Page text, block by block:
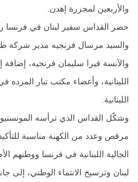
والأربعين لمجزرة إهدن.
حضر القداس سفير لبنان في فرنسا
والسيد مرسال فرنجيه مدير شركة
والآنسة فيرا سليمان فرنجيه،
اللبنانية، وأعضاء مكتب تيار المرده
اللبنانية.
وشكّل القداس الذي ترأسه
مرقص وعدد من الكهنة مناسبة
الجالية اللبنانية في فرنسا ووطنهم
لبنان وترسيخ الانتماء الوطني، إلى